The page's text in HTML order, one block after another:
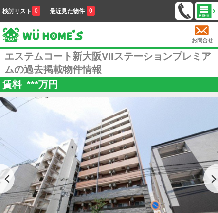
検討リスト 0 最近見た物件 0
お問合せ
エステムコート新大阪VIIステーションプレミア
ムの過去掲載物件情報
賃料 ***万円